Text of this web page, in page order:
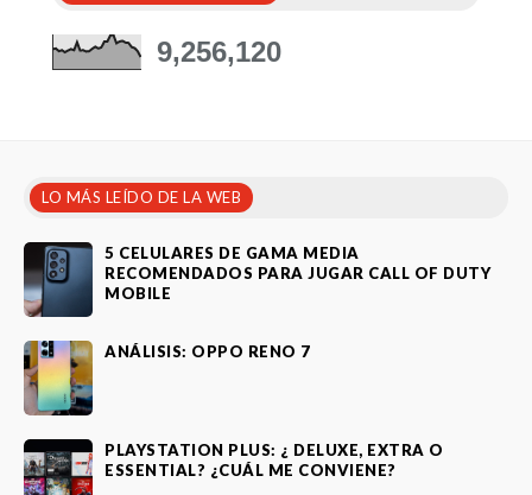
9,256,120
LO MÁS LEÍDO DE LA WEB
5 CELULARES DE GAMA MEDIA
RECOMENDADOS PARA JUGAR CALL OF DUTY
MOBILE
ANÁLISIS: OPPO RENO 7
PLAYSTATION PLUS: ¿ DELUXE, EXTRA O
ESSENTIAL? ¿CUÁL ME CONVIENE?